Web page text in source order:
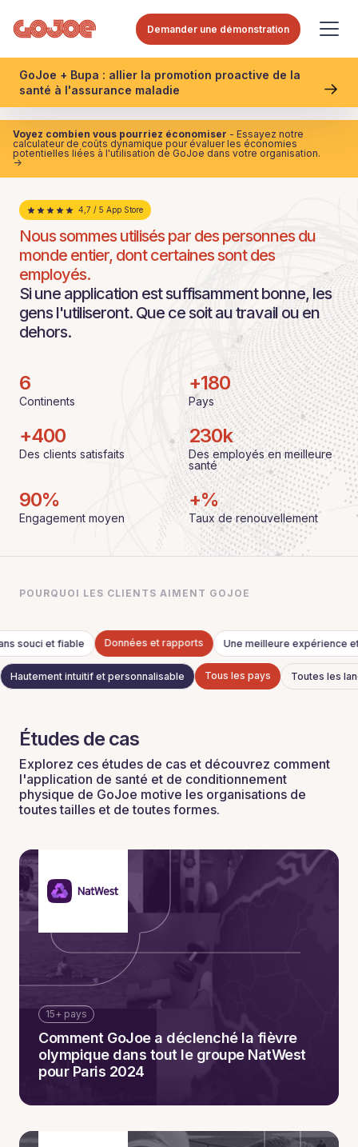
Demander une démonstration
GoJoe + Bupa : allier la promotion proactive de la
santé à l'assurance maladie
Voyez combien vous pourriez économiser - Essayez notre
calculateur de coûts dynamique pour évaluer les économies
potentielles liées à l'utilisation de GoJoe dans votre organisation.
->
4,7 / 5 App Store
Nous sommes utilisés par des personnes du
monde entier, dont certaines sont des
employés.
Si une application est suffisamment bonne, les
gens l'utiliseront. Que ce soit au travail ou en
dehors.
6
Continents
+180
Pays
+400
Des clients satisfaits
230k
Des employés en meilleure
santé
90%
Engagement moyen
+%
Taux de renouvellement
POURQUOI LES CLIENTS AIMENT GOJOE
souci et fiable Données et rapports Une meilleure expérience
Hautement intuitif et personnalisable Tous les pays Toutes les
Études de cas
Explorez ces études de cas et découvrez comment
l'application de santé et de conditionnement
physique de GoJoe motive les organisations de
toutes tailles et de toutes formes.
15+ pays
Comment GoJoe a déclenché la fièvre
olympique dans tout le groupe NatWest
pour Paris 2024